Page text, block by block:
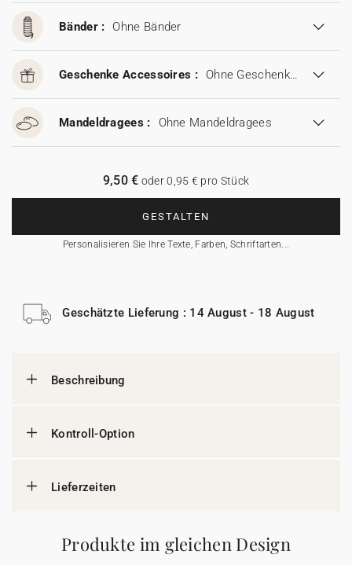
Bänder : Ohne Bänder
Geschenke Accessoires : Ohne Geschenke Accessoires
Mandeldragees : Ohne Mandeldragees
GESTALTEN
Personalisieren Sie Ihre Texte, Farben, Schriftarten...
9,50 € oder 0,95 € pro Stück
Geschätzte Lieferung : 14 August - 18 August
Beschreibung
Kontroll-Option
Lieferzeiten
Produkte im gleichen Design